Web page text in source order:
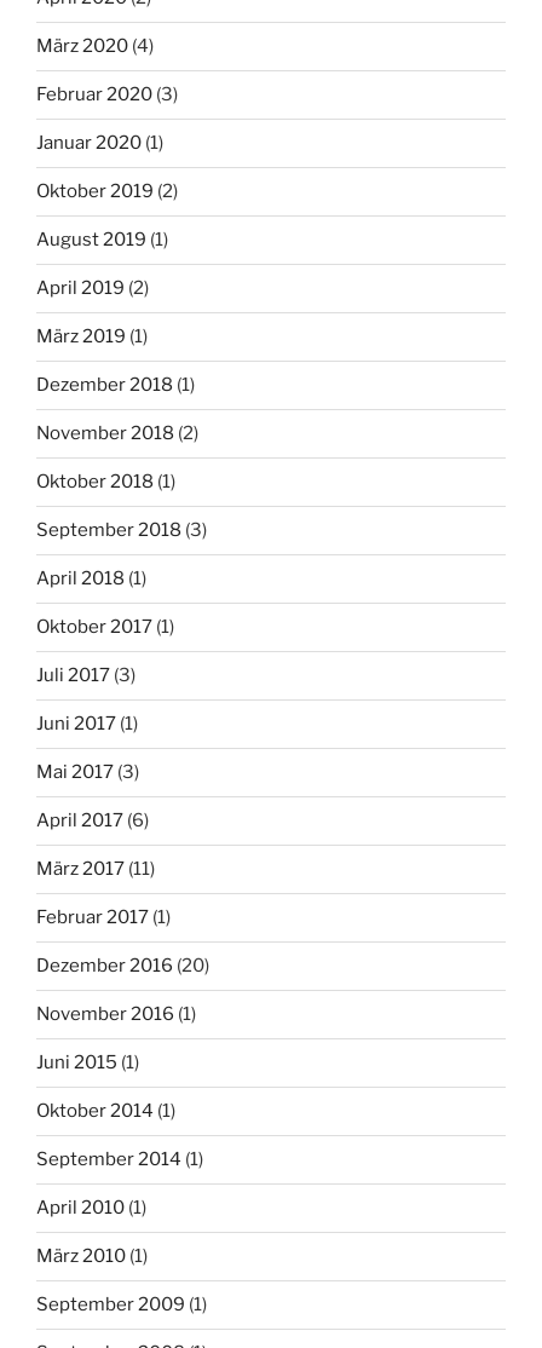
März 2020 (4)
Februar 2020 (3)
Januar 2020 (1)
Oktober 2019 (2)
August 2019 (1)
April 2019 (2)
März 2019 (1)
Dezember 2018 (1)
November 2018 (2)
Oktober 2018 (1)
September 2018 (3)
April 2018 (1)
Oktober 2017 (1)
Juli 2017 (3)
Juni 2017 (1)
Mai 2017 (3)
April 2017 (6)
März 2017 (11)
Februar 2017 (1)
Dezember 2016 (20)
November 2016 (1)
Juni 2015 (1)
Oktober 2014 (1)
September 2014 (1)
April 2010 (1)
März 2010 (1)
September 2009 (1)